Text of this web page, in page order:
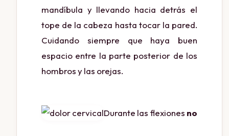
mandíbula y llevando hacia detrás el
tope de la cabeza hasta tocar la pared.
Cuidando siempre que haya buen
espacio entre la parte posterior de los
hombros y las orejas.
Durante las flexiones no